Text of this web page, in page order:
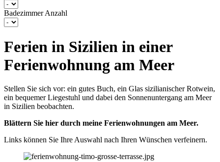
Badezimmer Anzahl
Ferien in Sizilien in einer
Ferienwohnung am Meer
Stellen Sie sich vor: ein gutes Buch, ein Glas sizilianischer Rotwein,
ein bequemer Liegestuhl und dabei den Sonnenuntergang am Meer
in Sizilien beobachten.
Blättern Sie hier durch meine Ferienwohnungen am Meer.
Links können Sie Ihre Auswahl nach Ihren Wünschen verfeinern.